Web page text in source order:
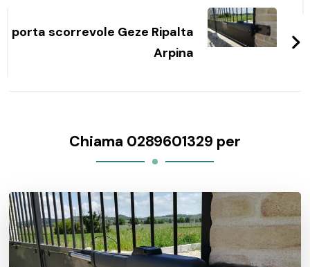
porta scorrevole Geze Ripalta
Arpina
Chiama 0289601329 per